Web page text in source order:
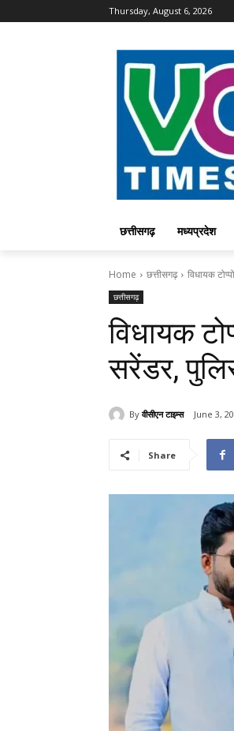
Thursday, August 6, 2026
छत्तीसगढ़ मध्यप्रदेश
Home छत्तीसगढ़ विधायक
छत्तीसगढ़
विधायक
सरेंडर,
By वीसीएन टाइम्स June 3,
Share